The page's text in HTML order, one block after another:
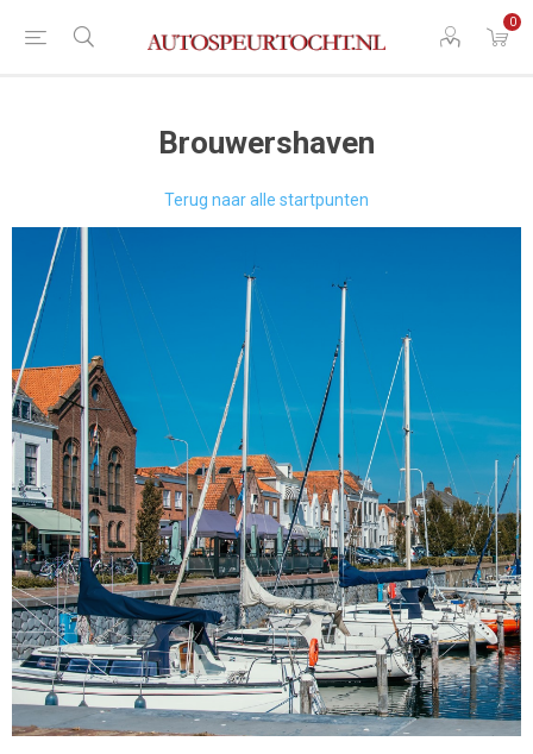
0
Brouwershaven
Terug naar alle startpunten